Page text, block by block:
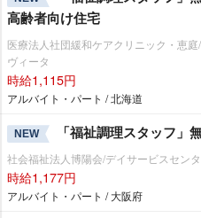
高齢者向け住宅
医療法人社団緩和ケアクリニック・恵
ヴィータ
時給1,115円
アルバイト・パート / 北海道
NEW 「福祉調理スタッフ」
社会福祉法人博陽会/デイサービスセン
時給1,177円
アルバイト・パート / 大阪府